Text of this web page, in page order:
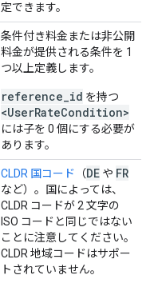
定できます。
条件付き料金または非公開
料金が提供される条件を 1
つ以上定義します。
reference_id を持つ
<UserRateCondition>
には子を 0 個にする必要が
あります。
CLDR 国コード （DE や FR
など）。国によっては、
CLDR コードが 2 文字の
ISO コードと同じではない
ことに注意してください。
CLDR 地域コードはサポー
トされていません。